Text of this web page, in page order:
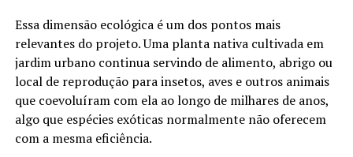
Essa dimensão ecológica é um dos pontos mais
relevantes do projeto. Uma planta nativa cultivada em
jardim urbano continua servindo de alimento, abrigo ou
local de reprodução para insetos, aves e outros animais
que coevoluíram com ela ao longo de milhares de anos,
algo que espécies exóticas normalmente não oferecem
com a mesma eficiência.